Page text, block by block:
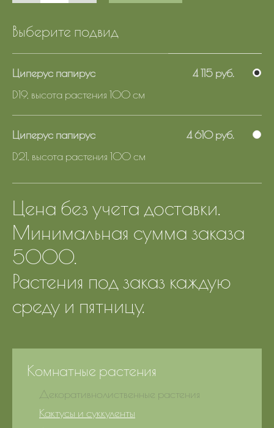
Выберите подвид
Циперус папирус
D19, высота растения 100 см
4 115 руб.
Циперус папирус
D21, высота растения 100 см
4 610 руб.
Цена без учета доставки.
Минимальная сумма заказа
5000.
Растения под заказ каждую
среду и пятницу.
Комнатные растения
Декоративнолиственные растения
Кактусы и суккуленты